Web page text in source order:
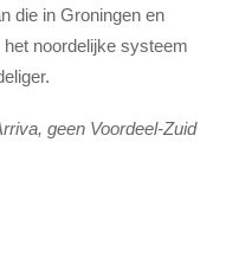
die in Groningen en
noordelijke systeem
geen Voordeel-Zuid